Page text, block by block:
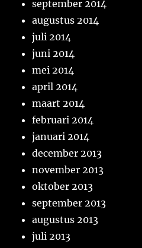
september 2014
augustus 2014
juli 2014
juni 2014
mei 2014
april 2014
maart 2014
februari 2014
januari 2014
december 2013
november 2013
oktober 2013
september 2013
augustus 2013
juli 2013